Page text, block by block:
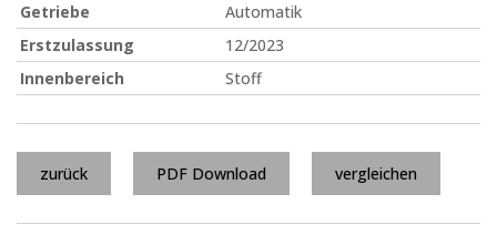
Getriebe
Automatik
Erstzulassung
12/2023
Innenbereich
Stoff
zurück PDF Download vergleichen